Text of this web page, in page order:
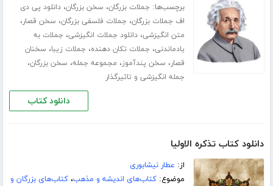
برچسب‌ها: جملات بزرگان، سخن بزرگان،دانلود پی دی
اف جملات بزرگان، جملات فلسفی بزرگان، سخن قصار،
متن انگیزشی،دانلود جملات انگیزشی، جملات به
یادماندنی، جملات تکان دهنده، جملات زیبا، سخنان
قصار، سخن پندآموز، مجموعه جمله، سخن بزرگان،
جمله انگیزشی و تاثیرگذار
دانلود کتاب
دانلود کتاب تذکره الاولیا
از: عطار نیشابوری
موضوع:کتاب‌های اندیشه و مذهب،کتاب‌های بزرگان و